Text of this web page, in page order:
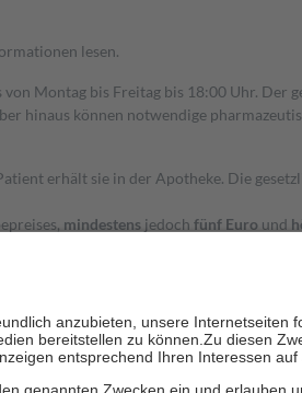
lesen.
Montag bis Freitag bis 18:00 Uhr. Der
hinaus können notwendige
erhält sie in der Apotheke. Die
mindestens jedoch fünf Euro und
besondere Stellung der Familie zu
Fahrkosten